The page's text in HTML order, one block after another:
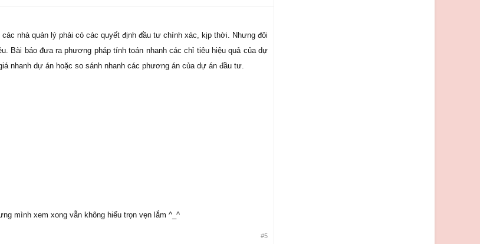
nhà quản lý phải có các quyết định đầu tư chính xác, kịp thời. Nhưng đôi
Bài báo đưa ra phương pháp tính toán nhanh các chỉ tiêu hiệu quả của dự
nhanh dự án hoặc so sánh nhanh các phương án của dự án đầu tư.
mình xem xong vẫn không hiểu trọn vẹn lắm ^_^
#5